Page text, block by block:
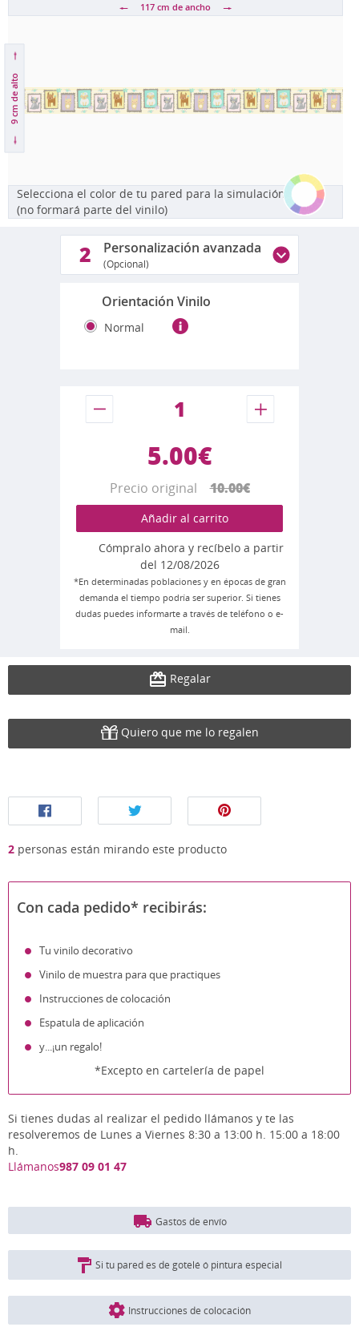
117 cm de ancho
9 cm
de alto
Selecciona el color de tu pared para la simulación
(no formará parte del vinilo)
2 Personalización avanzada
(Opcional)
Orientación Vinilo
Normal
5.00€
Precio original10.00€
Añadir al carrito
Cómpralo ahora y recíbelo a partir
del 12/08/2026
*En determinadas poblaciones y en épocas de gran
demanda el tiempo podría ser superior. Si tienes
dudas puedes informarte a través de teléfono o e-
mail.
Regalar
Quiero que me lo regalen
2 personas están mirando este producto
Con cada pedido* recibirás:
Tu vinilo decorativo
Vinilo de muestra para que practiques
Instrucciones de colocación
Espatula de aplicación
y...¡un regalo!
*Excepto en cartelería de papel
Si tienes dudas al realizar el pedido llámanos y te las
resolveremos de Lunes a Viernes 8:30 a 13:00 h. 15:00 a 18:00
h.
Llámanos987 09 01 47
Gastos de envío
Si tu pared es de gotelé ó pintura especial
Instrucciones de colocación